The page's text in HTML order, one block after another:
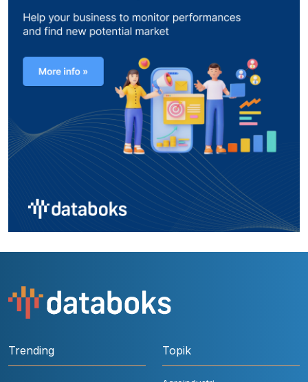
Trending Topik